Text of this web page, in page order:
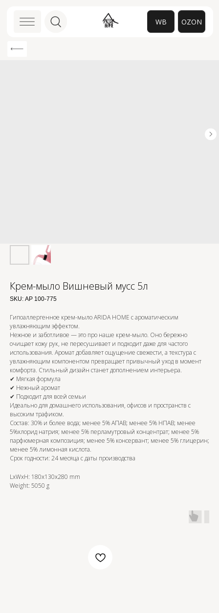
WB
Крем-мыло Вишневый мусс 5л
SKU: АР 100-775
Гипоаллергенное крем-мыло ARIDA HOME с ароматическим
увлажняющим эффектом.
Нежное и заботливое — это про наше крем-мыло. Оно бережно
очищает кожу рук, не пересушивает и подходит даже для частого
использования. Аромат добавляет ощущение свежести, а текстура с
увлажняющим компонентом превращает привычный уход в момент
комфорта. Стильный дизайн станет дополнением интерьера.
✔ Мягкая формула
✔ Нежный аромат
✔ Подходит для всей семьи
Идеально для домашнего использования, офисов и пространств с
высоким трафиком.
Состав: 30% и более вода; менее 5% АПАВ; менее 5% НПАВ; менее
5%хлорид натрия; менее 5% перламутровый концентрат; менее 5%
парфюмерная композиция; менее 5% консервант; менее 5% глицерин;
менее 5% лимонная кислота.
Срок годности: 24 месяца с даты производства
LxWxH: 180x130x280 mm
Weight: 5050 g